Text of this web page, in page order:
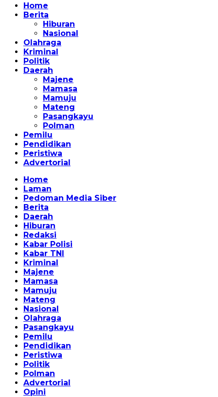
Home
Berita
Hiburan
Nasional
Olahraga
Kriminal
Politik
Daerah
Majene
Mamasa
Mamuju
Mateng
Pasangkayu
Polman
Pemilu
Pendidikan
Peristiwa
Advertorial
Home
Laman
Pedoman Media Siber
Berita
Daerah
Hiburan
Redaksi
Kabar Polisi
Kabar TNI
Kriminal
Majene
Mamasa
Mamuju
Mateng
Nasional
Olahraga
Pasangkayu
Pemilu
Pendidikan
Peristiwa
Politik
Polman
Advertorial
Opini